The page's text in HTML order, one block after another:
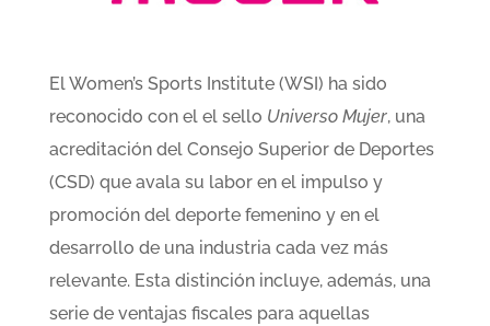
El Women’s Sports Institute (WSI) ha sido
reconocido con el el sello Universo Mujer, una
acreditación del Consejo Superior de Deportes
(CSD) que avala su labor en el impulso y
promoción del deporte femenino y en el
desarrollo de una industria cada vez más
relevante. Esta distinción incluye, además, una
serie de ventajas fiscales para aquellas